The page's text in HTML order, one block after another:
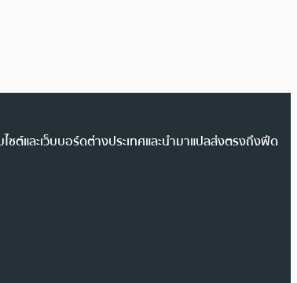
ต์และเว็บบอร์ดต่างประเทศและนำมาแปลส่งตรงถึงฟีด